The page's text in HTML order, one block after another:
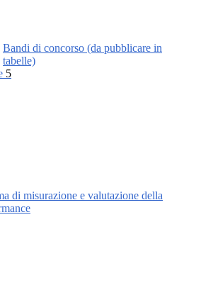
Bandi di concorso (da pubblicare in
tabelle)
5
di misurazione e valutazione della